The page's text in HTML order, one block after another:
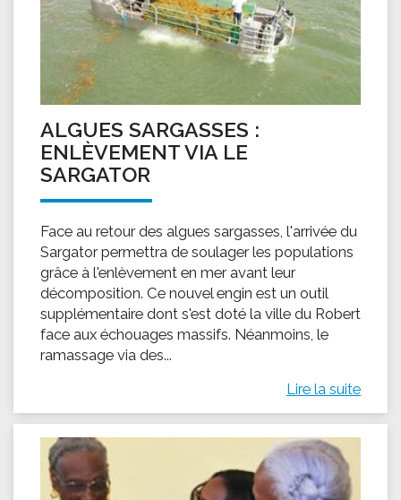
ALGUES SARGASSES :
ENLÈVEMENT VIA LE
SARGATOR
Face au retour des algues sargasses, l'arrivée du
Sargator permettra de soulager les populations
grâce à l'enlèvement en mer avant leur
décomposition. Ce nouvel engin est un outil
supplémentaire dont s'est doté la ville du Robert
face aux échouages massifs. Néanmoins, le
ramassage via des...
Lire la suite